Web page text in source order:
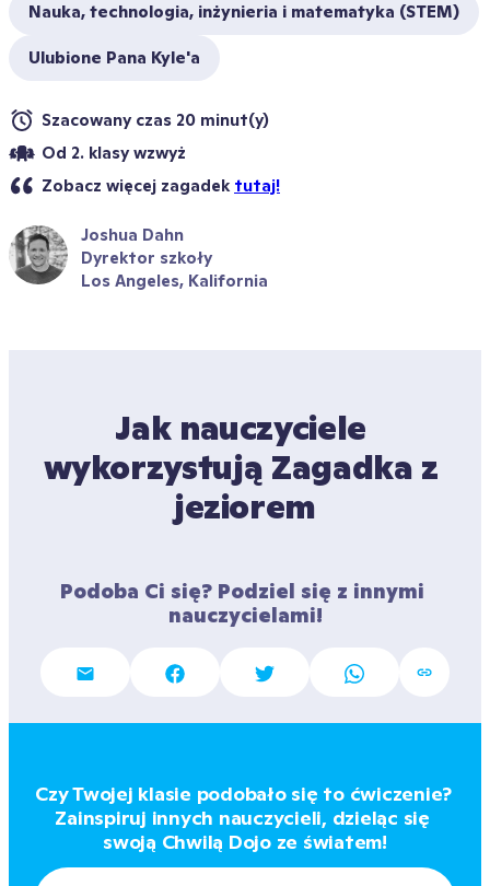
Nauka, technologia, inżynieria i matematyka (STEM)
Ulubione Pana Kyle'a
Szacowany czas 20 minut(y)
Od 2. klasy wzwyż
Zobacz więcej zagadek tutaj!
Joshua Dahn
Dyrektor szkoły
Los Angeles, Kalifornia
Jak nauczyciele
wykorzystują Zagadka z
jeziorem
Podoba Ci się? Podziel się z innymi
nauczycielami!
Czy Twojej klasie podobało się to ćwiczenie?
Zainspiruj innych nauczycieli, dzieląc się
swoją Chwilą Dojo ze światem!